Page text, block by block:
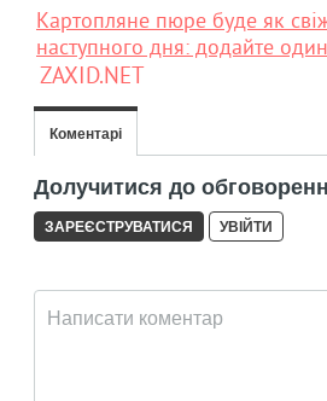
Картопляне пюре буде як
наступного дня: додайте один
ZAXID.NET